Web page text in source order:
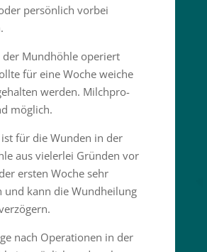
persönlich vorbei
Mundhöhle operiert
für eine Woche weiche
werden. Milch­pro­
möglich.
ist für die Wunden in der
aus vielerlei Gründen vor
ersten Woche sehr
und kann die Wundheilung
nach Opera­tionen in der